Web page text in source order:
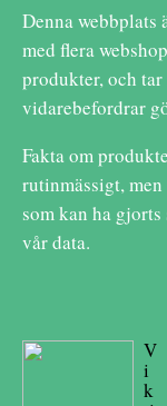
Denna webbplats
med flera
produkter, och
vidarebefordrar
Fakta om
rutinmässigt,
som kan ha gjorts
vår data.
V
i
k